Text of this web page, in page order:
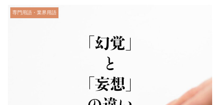
専門用語・業界用語